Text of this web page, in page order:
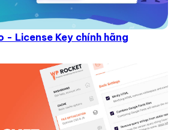
License Key chính hãng